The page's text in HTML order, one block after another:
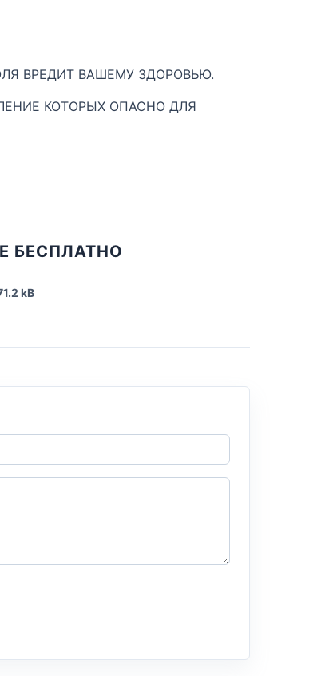
ВРЕДИТ ВАШЕМУ ЗДОРОВЬЮ.
КОТОРЫХ ОПАСНО ДЛЯ
БЕСПЛАТНО
kB